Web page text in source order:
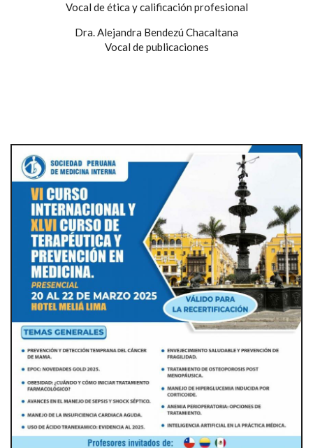
Vocal de ética y calificación profesional
Dra. Alejandra Bendezú Chacaltana
Vocal de publicaciones